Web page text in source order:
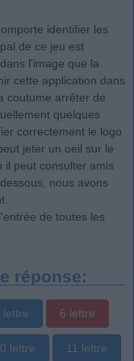
identifier les
de ce jeu est
l'image que la
cette application dans
coutume arrêter de
quelques
correctement le logo
jeter un oeil sur le
il peut consulter amis
nous avons
de toutes les
réponse:
lettre 6 lettre
lettre 11 lettre